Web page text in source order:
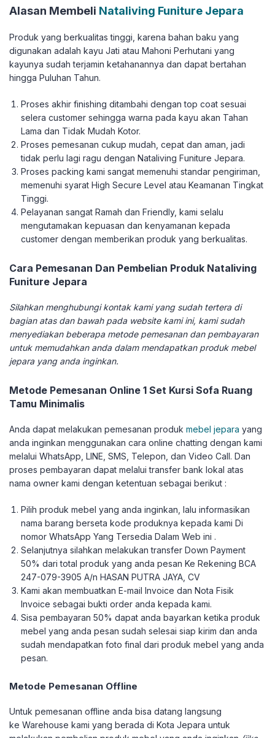
Alasan Membeli Nataliving Funiture Jepara
Produk yang berkualitas tinggi, karena bahan baku yang
digunakan adalah kayu Jati atau Mahoni Perhutani yang
kayunya sudah terjamin ketahanannya dan dapat bertahan
hingga Puluhan Tahun.
Proses akhir finishing ditambahi dengan top coat sesuai
selera customer sehingga warna pada kayu akan Tahan
Lama dan Tidak Mudah Kotor.
Proses pemesanan cukup mudah, cepat dan aman, jadi
tidak perlu lagi ragu dengan Nataliving Funiture Jepara.
Proses packing kami sangat memenuhi standar pengiriman,
memenuhi syarat High Secure Level atau Keamanan Tingkat
Tinggi.
Pelayanan sangat Ramah dan Friendly, kami selalu
mengutamakan kepuasan dan kenyamanan kepada
customer dengan memberikan produk yang berkualitas.
Cara Pemesanan Dan Pembelian Produk Nataliving
Funiture Jepara
Silahkan menghubungi kontak kami yang sudah tertera di
bagian atas dan bawah pada website kami ini, kami sudah
menyediakan beberapa metode pemesanan dan pembayaran
untuk memudahkan anda dalam mendapatkan produk mebel
jepara yang anda inginkan.
Metode Pemesanan Online 1 Set Kursi Sofa Ruang
Tamu Minimalis
Anda dapat melakukan pemesanan produk mebel jepara yang
anda inginkan menggunakan cara online chatting dengan kami
melalui WhatsApp, LINE, SMS, Telepon, dan Video Call. Dan
proses pembayaran dapat melalui transfer bank lokal atas
nama owner kami dengan ketentuan sebagai berikut :
Pilih produk mebel yang anda inginkan, lalu informasikan
nama barang berseta kode produknya kepada kami Di
nomor WhatsApp Yang Tersedia Dalam Web ini .
Selanjutnya silahkan melakukan transfer Down Payment
50% dari total produk yang anda pesan Ke Rekening BCA
247-079-3905 A/n HASAN PUTRA JAYA, CV
Kami akan membuatkan E-mail Invoice dan Nota Fisik
Invoice sebagai bukti order anda kepada kami.
Sisa pembayaran 50% dapat anda bayarkan ketika produk
mebel yang anda pesan sudah selesai siap kirim dan anda
sudah mendapatkan foto final dari produk mebel yang anda
pesan.
Metode Pemesanan Offline
Untuk pemesanan offline anda bisa datang langsung
ke Warehouse kami yang berada di Kota Jepara untuk